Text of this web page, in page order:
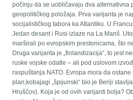
počinju da se uobličavaju dva alternativna
geopolitičkog položaja. Prva varijanta je
socijalističkog tabora ka Atlantiku. U
Jedan desant i Rusi izlaze na La Manš.
marširali po evropskim prestonicama, što
Druga varijanta je „finlandizacija“, to jest
ruske vojske odatle – ali pod uslovom
raspuštanja NATO. Evropa mora da
plan,kobajagi „špijunski“ bio je Beriji
Hruščov). Koja je od ovih varijanti bolja?